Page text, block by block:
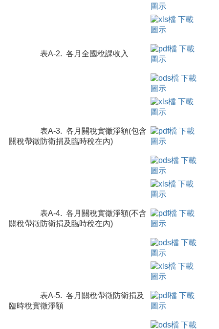
表A-2. 各月全國稅課收入
表A-3. 各月關稅實徵淨額(包含
關稅帶徵防衛捐及臨時稅在內)
表A-4. 各月關稅實徵淨額(不含
關稅帶徵防衛捐及臨時稅在內)
表A-5. 各月關稅帶徵防衛捐及
臨時稅實徵淨額